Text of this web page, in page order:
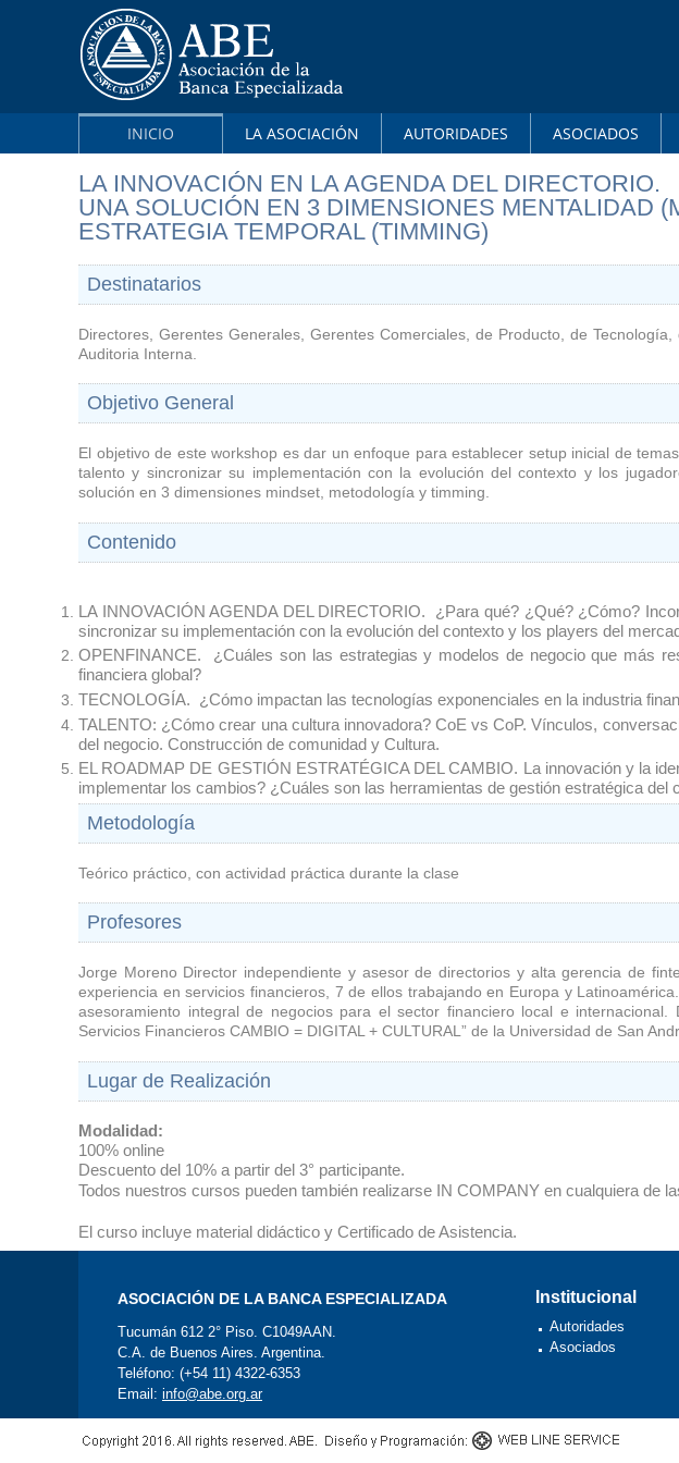
INICIO LA ASOCIACIÓN AUTORIDADES ASOCIADOS
LA INNOVACIÓN EN LA AGENDA DEL DIRECTORIO.
UNA SOLUCIÓN EN 3 DIMENSIONES MENTALIDAD
ESTRATEGIA TEMPORAL (TIMMING)
Destinatarios
Directores, Gerentes Generales, Gerentes Comerciales, de Producto, de
Auditoria Interna.
Objetivo General
El objetivo de este workshop es dar un enfoque para establecer setup inicial de
talento y sincronizar su implementación con la evolución del contexto y los
solución en 3 dimensiones mindset, metodología y timming.
Contenido
LA INNOVACIÓN AGENDA DEL DIRECTORIO.  ¿Para qué? ¿Qué? ¿Cómo?
sincronizar su implementación con la evolución del contexto y los players del
OPENFINANCE.  ¿Cuáles son las estrategias y modelos de negocio que más
financiera global?
TECNOLOGÍA.  ¿Cómo impactan las tecnologías exponenciales en la industria
TALENTO: ¿Cómo crear una cultura innovadora? CoE vs CoP. Vínculos,
del negocio. Construcción de comunidad y Cultura.
EL ROADMAP DE GESTIÓN ESTRATÉGICA DEL CAMBIO. La innovación y la
implementar los cambios? ¿Cuáles son las herramientas de gestión estratégica del
Metodología
Teórico práctico, con actividad práctica durante la clase
Profesores
Jorge Moreno Director independiente y asesor de directorios y alta gerencia de
experiencia en servicios financieros, 7 de ellos trabajando en Europa y
asesoramiento integral de negocios para el sector financiero local e internacional.
Servicios Financieros CAMBIO = DIGITAL + CULTURAL” de la Universidad de San
Lugar de Realización
Modalidad:
100% online
Descuento del 10% a partir del 3° participante.
Todos nuestros cursos pueden también realizarse IN COMPANY en cualquiera de
El curso incluye material didáctico y Certificado de Asistencia.
ASOCIACIÓN DE LA BANCA ESPECIALIZADA
Tucumán 612 2° Piso. C1049AAN.
C.A. de Buenos Aires. Argentina.
Teléfono: (+54 11) 4322-6353
Email: info@abe.org.ar
Institucional
Autoridades
Asociados